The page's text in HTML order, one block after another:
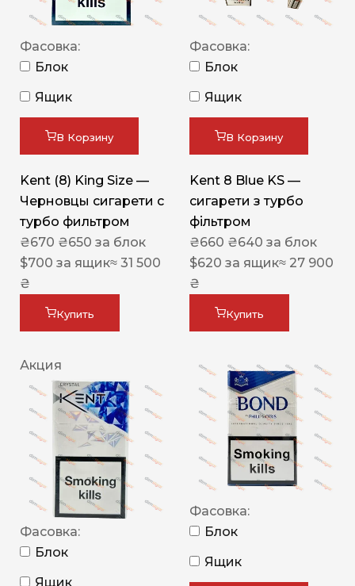
Фасовка:
Блок
Ящик
В Корзину
Kent (8) King Size —
Черновцы сигарети с
турбо фильтром
₴670 ₴650 за блок
$700 за ящик≈ 31 500
₴
Купить
Фасовка:
Блок
Ящик
В Корзину
Kent 8 Blue KS —
сигарети з турбо
фільтром
₴660 ₴640 за блок
$620 за ящик≈ 27 900
₴
Купить
Акция
Фасовка:
Блок
Ящик
Фасовка:
Блок
Ящик